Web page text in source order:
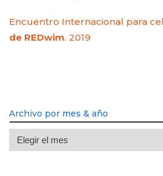
Encuentro Internacional para
de REDwim. 2019
Archivo por mes & año
Archivo
por